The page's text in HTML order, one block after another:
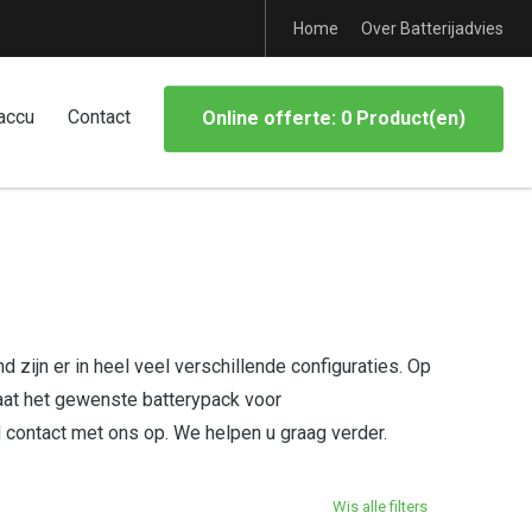
Home Over Batterijadvies
Contact Online offerte: 0 Product(en)
zijn er in heel veel verschillende configuraties. Op
het gewenste batterypack voor
met ons op. We helpen u graag verder.
Wis alle filters